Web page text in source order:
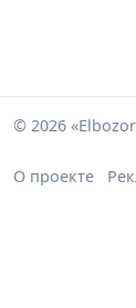
© 2026
О проекте